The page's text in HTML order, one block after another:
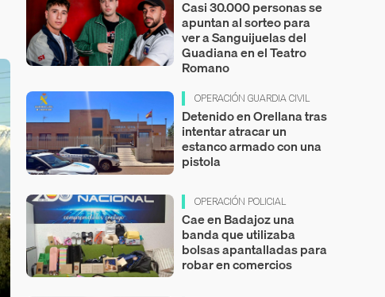
Casi 30.000 personas se
apuntan al sorteo para
ver a Sanguijuelas del
Guadiana en el Teatro
Romano
OPERACIÓN GUARDIA CIVIL
Detenido en Orellana tras
intentar atracar un
estanco armado con una
pistola
OPERACIÓN POLICIAL
Cae en Badajoz una
banda que utilizaba
bolsas apantalladas para
robar en comercios